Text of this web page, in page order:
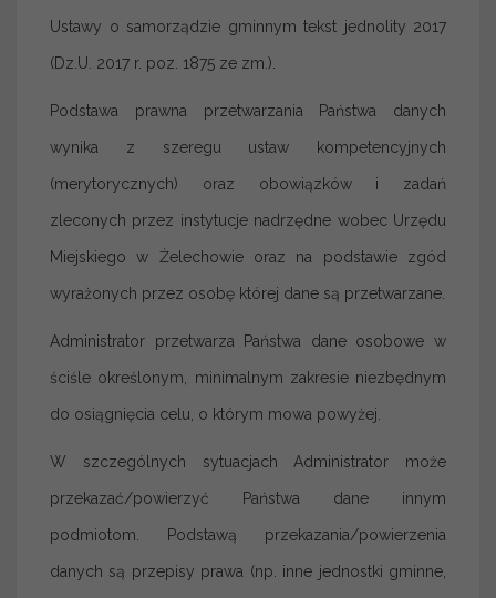
Ustawy o samorządzie gminnym tekst jednolity 2017
(Dz.U. 2017 r. poz. 1875 ze zm.).
Podstawa prawna przetwarzania Państwa danych
wynika z szeregu ustaw kompetencyjnych
(merytorycznych) oraz obowiązków i zadań
zleconych przez instytucje nadrzędne wobec Urzędu
Miejskiego w Żelechowie oraz na podstawie zgód
wyrażonych przez osobę której dane są przetwarzane.
Administrator przetwarza Państwa dane osobowe w
ściśle określonym, minimalnym zakresie niezbędnym
do osiągnięcia celu, o którym mowa powyżej.
W szczególnych sytuacjach Administrator może
przekazać/powierzyć Państwa dane innym
podmiotom. Podstawą przekazania/powierzenia
danych są przepisy prawa (np. inne jednostki gminne,